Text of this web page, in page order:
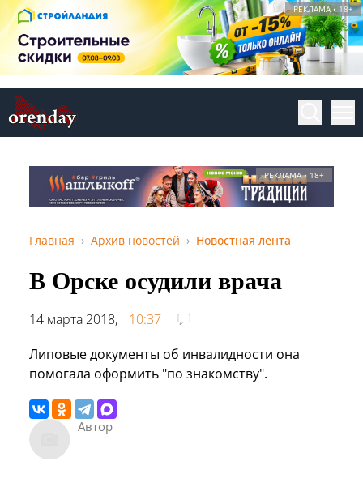
РЕКЛАМА • 18+
РЕКЛАМА • 18+
Главная Архив новостей Новостная лента
В Орске осудили врача
14 марта 2018,
10:37
Липовые документы об инвалидности она
помогала оформить "по знакомству".
Автор